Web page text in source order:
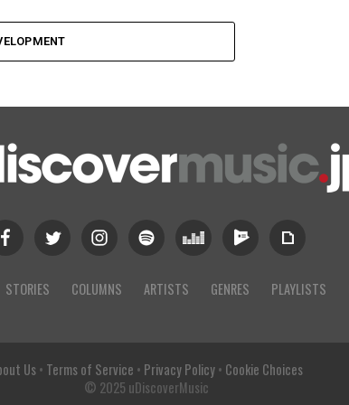
STORIES COLUMNS ARTISTS GENRES PLAYLISTS
Us• Terms of Service • Privacy Policy• Cookie Choices
© 2025 uDiscoverMusic